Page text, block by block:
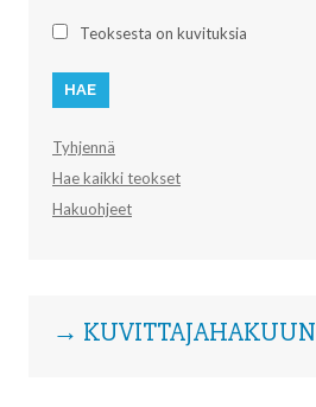
Teoksesta on kuvituksia
Tyhjennä
Hae kaikki teokset
Hakuohjeet
→ KUVITTAJAHAKUUN